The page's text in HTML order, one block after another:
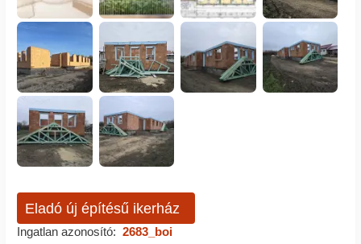
Eladó új építésű ikerház
Ingatlan azonosító: 2683_boi